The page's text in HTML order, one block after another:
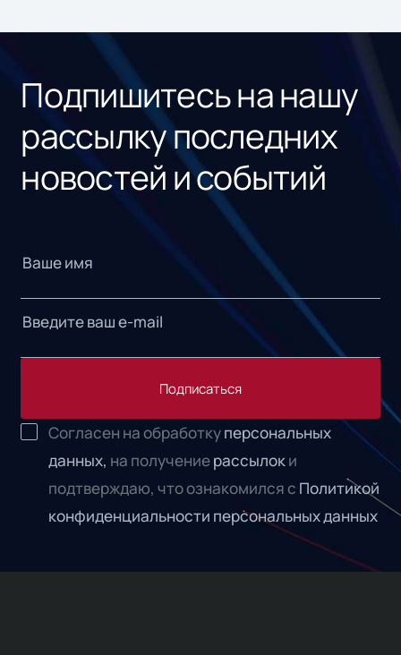
Подпишитесь на нашу
рассылку последних
новостей и событий
Подписаться
Согласен на обработкуперсональных
данных, на получениерассылоки
подтверждаю, что ознакомился с Политикой
конфиденциальности персональных данных